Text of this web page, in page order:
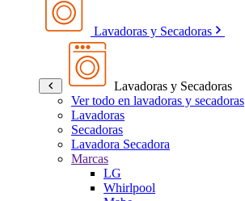
Lavadoras y Secadoras
Lavadoras y Secadoras
Ver todo en lavadoras y secadoras
Lavadoras
Secadoras
Lavadora Secadora
Marcas
LG
Whirlpool